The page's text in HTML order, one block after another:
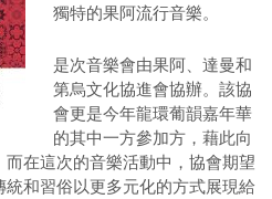
獨特的果阿流行音樂。
是次音樂會由果阿、達曼和
第烏文化協進會協辦。該協
會更是今年龍環葡韻嘉年華
的其中一方參加方，藉此向
在這次的音樂活動中，協會期望
和習俗以更多元化的方式展現給